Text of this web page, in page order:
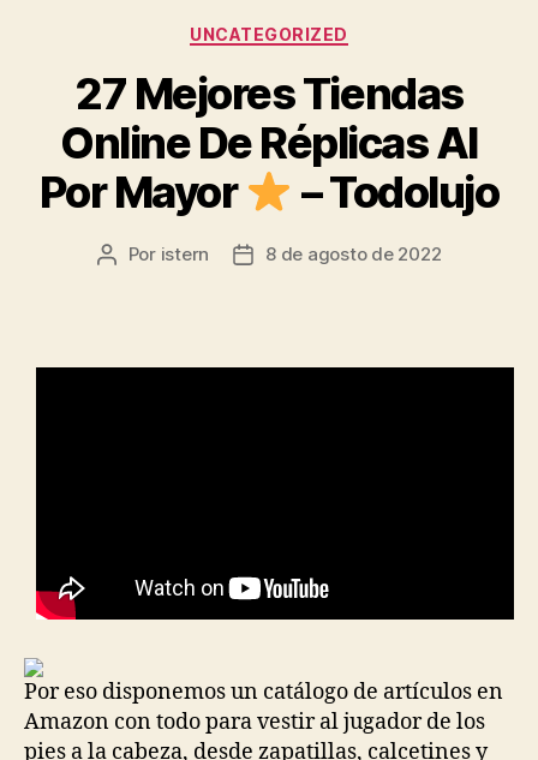
Categorías
UNCATEGORIZED
27 Mejores Tiendas
Online De Réplicas Al
Por Mayor
– Todolujo
Autor
Por istern
Fecha8 de agosto de 2022
Por eso disponemos un catálogo de artículos en
Amazon con todo para vestir al jugador de los
pies a la cabeza, desde zapatillas, calcetines y